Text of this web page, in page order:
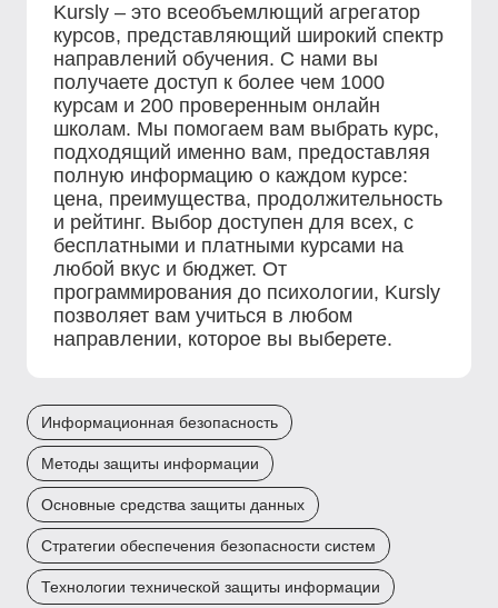
Kursly – это всеобъемлющий агрегатор
курсов, представляющий широкий спектр
направлений обучения. С нами вы
получаете доступ к более чем 1000
курсам и 200 проверенным онлайн
школам. Мы помогаем вам выбрать курс,
подходящий именно вам, предоставляя
полную информацию о каждом курсе:
цена, преимущества, продолжительность
и рейтинг. Выбор доступен для всех, с
бесплатными и платными курсами на
любой вкус и бюджет. От
программирования до психологии, Kursly
позволяет вам учиться в любом
направлении, которое вы выберете.
Информационная безопасность
Методы защиты информации
Основные средства защиты данных
Стратегии обеспечения безопасности систем
Технологии технической защиты информации